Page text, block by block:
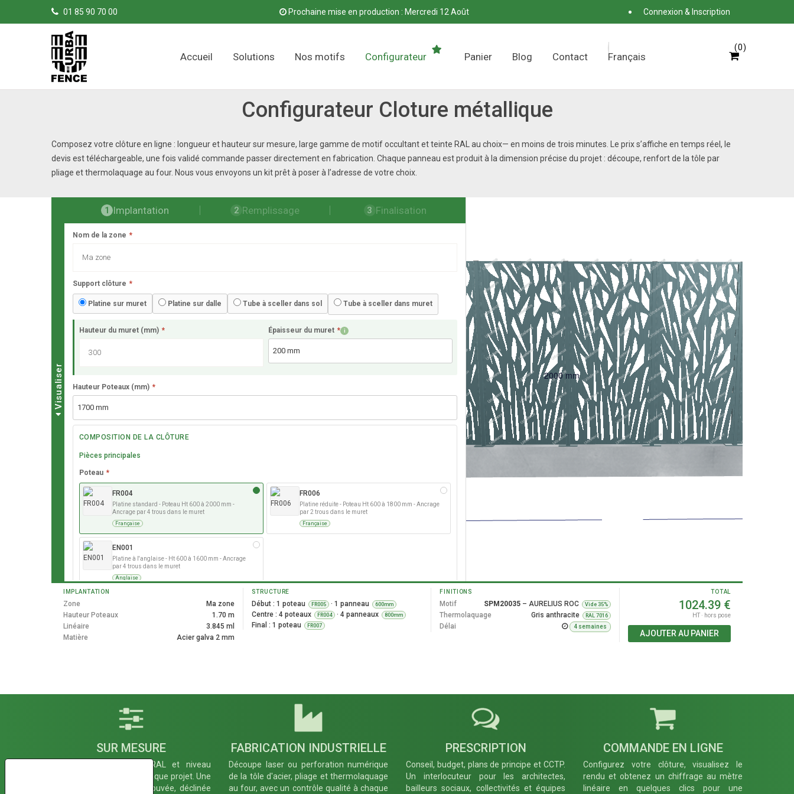
01 85 90 70 00 Prochaine mise en production : Mercredi 12 Août Connexion & Inscription
Accueil Solutions Nos motifs Configurateur Panier Blog Contact Français
0
Configurateur Cloture métallique
Composez votre clôture en ligne : longueur et hauteur sur mesure, large gamme de motif occultant et teinte RAL au choix— en moins de trois minutes. Le prix s’affiche en temps réel, le
devis est téléchargeable, une fois validé commande passer directement en fabrication. Chaque panneau est produit à la dimension précise du projet : découpe, renfort de la tôle par
pliage et thermolaquage au four. Nous vous envoyons un kit prêt à poser à l’adresse de votre choix.
Visualiser
1 Implantation 2 Remplissage 3 Finalisation
Nom de la zone *
Support clôture *
Platine sur muret Platine sur dalle Tube à sceller dans sol Tube à sceller dans muret
Hauteur du muret (mm) * Épaisseur du muret * i
Hauteur Poteaux (mm) *
COMPOSITION DE LA CLÔTURE
Pièces principales
Poteau *
FR004
Platine standard - Poteau Ht 600 à 2000 mm -
Ancrage par 4 trous dans le muret
Française
FR006
Platine réduite - Poteau Ht 600 à 1800 mm - Ancrage
par 2 trous dans le muret
Française
EN001
Platine à l'anglaise - Ht 600 à 1600 mm - Ancrage
par 4 trous dans le muret
Anglaise
Quantité *
FR005
Platine Gauche pour un usage seulement en
début de clôture - Poteau Ht 600 à 2200 mm
Française
FR008
Platine d'angle - Ouverture Alpha négatif 90° -
Poteau Ht 600 à 2000 mm
Largeur panneau (mm)
2000 mm
IMPLANTATION
Zone
Ma zone
Hauteur Poteaux
1.70 m
Linéaire
3.845 ml
Matière
Acier galva 2 mm
STRUCTURE
Début : 1 poteau FR005 · 1 panneau 600mm
Centre : 4 poteaux FR004 · 4 panneaux 800mm
Final : 1 poteau FR007
FINITIONS
Motif SPM20035 – AURELIUS ROC Vide 35%
Thermolaquage Gris anthracite RAL 7016
Délai 4 semaines
TOTAL
1024.39€
HT · hors pose
AJOUTER AU PANIER
SUR MESURE
Motif, hauteur, couleur RAL et niveau
d'occultation adaptés à chaque projet. Une
base méthodologique éprouvée, déclinée
FABRICATION INDUSTRIELLE
Découpe laser ou perforation numérique
de la tôle d'acier, pliage et thermolaquage
au four, avec un contrôle qualité à chaque
PRESCRIPTION
Conseil, budget, plans de principe et CCTP.
Un interlocuteur pour les architectes,
bailleurs sociaux, collectivités et équipes
COMMANDE EN LIGNE
Configurez votre clôture, visualisez le
rendu et obtenez un chiffrage au mètre
linéaire en quelques clics pour une
Panneau de gestion des cookies